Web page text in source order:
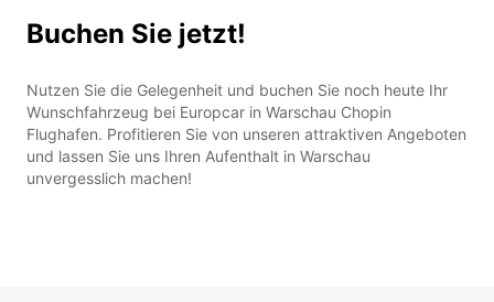
Buchen Sie jetzt!
Nutzen Sie die Gelegenheit und buchen Sie noch heute Ihr
Wunschfahrzeug bei Europcar in Warschau Chopin
Flughafen. Profitieren Sie von unseren attraktiven Angeboten
und lassen Sie uns Ihren Aufenthalt in Warschau
unvergesslich machen!